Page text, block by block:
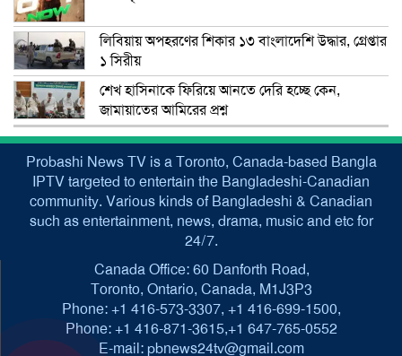
লিবিয়ায় অপহরণের শিকার ১৩ বাংলাদেশি উদ্ধার, গ্রেপ্তার
১ সিরীয়
শেখ হাসিনাকে ফিরিয়ে আনতে দেরি হচ্ছে কেন,
জামায়াতের আমিরের প্রশ্ন
Probashi News TV is a Toronto, Canada-based Bangla
IPTV targeted to entertain the Bangladeshi-Canadian
community. Various kinds of Bangladeshi & Canadian
such as entertainment, news, drama, music and etc for
24/7.
Canada Office: 60 Danforth Road,
Toronto, Ontario, Canada, M1J3P3
Phone: +1 416-573-3307, +1 416-699-1500,
Phone: +1 416-871-3615,+1 647-765-0552
E-mail: pbnews24tv@gmail.com